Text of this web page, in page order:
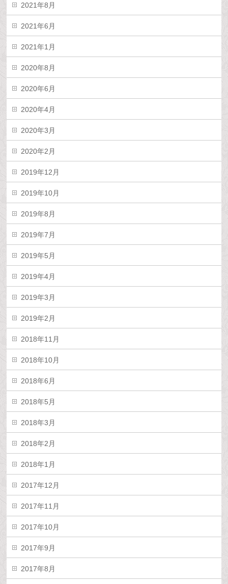
2021年8月
2021年6月
2021年1月
2020年8月
2020年6月
2020年4月
2020年3月
2020年2月
2019年12月
2019年10月
2019年8月
2019年7月
2019年5月
2019年4月
2019年3月
2019年2月
2018年11月
2018年10月
2018年6月
2018年5月
2018年3月
2018年2月
2018年1月
2017年12月
2017年11月
2017年10月
2017年9月
2017年8月